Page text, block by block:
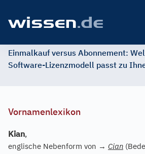
Einmalkauf versus Abonnement:
Software-Lizenzmodell passt zu
Vornamenlexikon
Kian,
englische Nebenform von → Cian